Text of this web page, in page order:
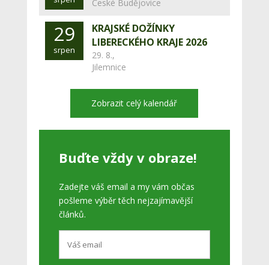
České Budějovice
29
srpen
KRAJSKÉ DOŽÍNKY
LIBERECKÉHO KRAJE 2026
29. 8.,
Jilemnice
Zobrazit celý kalendář
Buďte vždy v obraze!
Zadejte váš email a my vám občas
pošleme výběr těch nejzajímavější
článků.